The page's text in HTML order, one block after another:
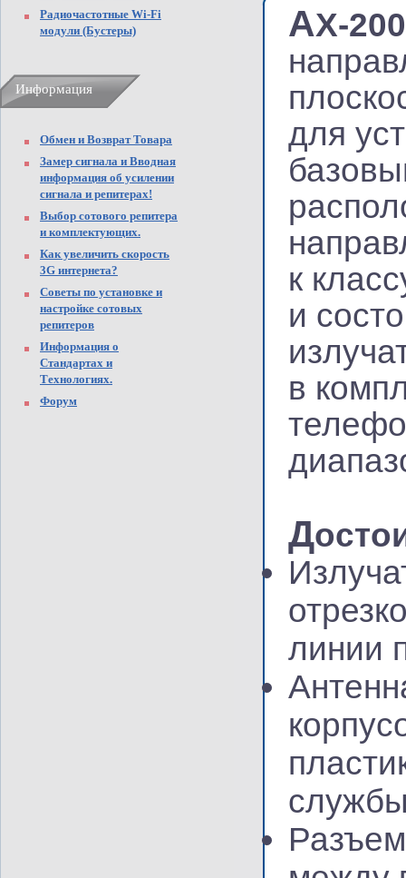
Радиочастотные Wi-Fi
модули (Бустеры)
Информация
Обмен и Возврат Товара
Замер сигнала и Вводная
информация об усилении
сигнала и репитерах!
Выбор сотового репитера
и комплектующих.
Как увеличить скорость
3G интернета?
Советы по установке и
настройке сотовых
репитеров
Информация о
Стандартах и
Технологиях.
Форум
АX-
для
к
и
в
Д
линии